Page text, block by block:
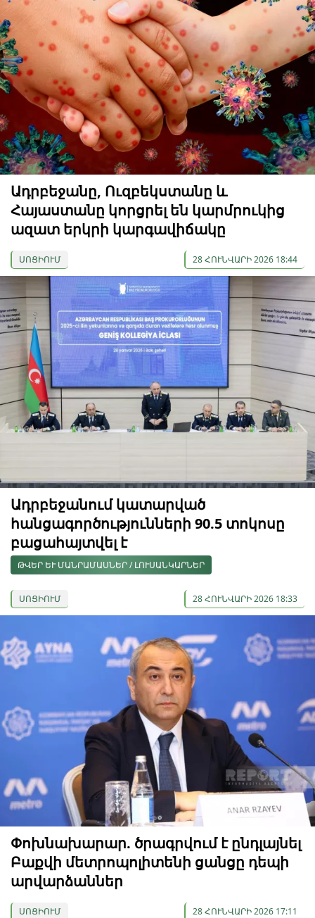
Ադրբեջանը, Ուզբեկստանը և
Հայաստանը կորցրել են կարմրուկից
ազատ երկրի կարգավիճակը
ՍՈՑԻՈՒՄ 28 ՀՈՒՆՎԱՐԻ 2026 18:44
Ադրբեջանում կատարված
հանցագործությունների 90.5 տոկոսը
բացահայտվել է
ԹՎԵՐ ԵՒ ՄԱՆՐԱՄԱՍՆԵՐ / ԼՈՒՍԱՆԿԱՐՆԵՐ
ՍՈՑԻՈՒՄ 28 ՀՈՒՆՎԱՐԻ 2026 18:33
Փոխնախարար. ծրագրվում է ընդլայնել
Բաքվի մետրոպոլիտենի ցանցը դեպի
արվարձաններ
ՍՈՑԻՈՒՄ 28 ՀՈՒՆՎԱՐԻ 2026 17:11